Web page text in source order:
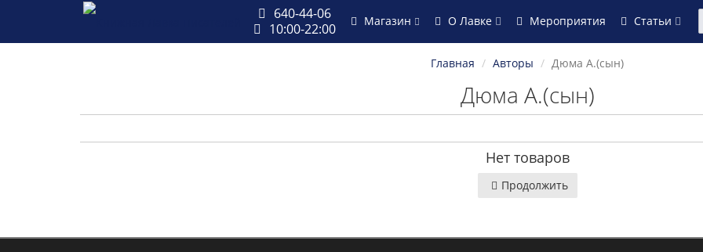
640-44-06
10:00-22:00
Магазин О Лавке Мероприятия Статьи
Главная Авторы Дюма А.(сын)
Дюма А.(сын)
Нет товаров
Продолжить